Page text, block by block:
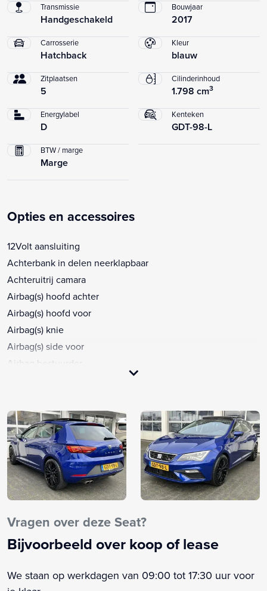
Transmissie
Handgeschakeld
Bouwjaar
2017
Carrosserie
Hatchback
Kleur
blauw
Zitplaatsen
5
Cilinderinhoud
1.798 cm3
Energylabel
D
Kenteken
GDT-98-L
BTW / marge
Marge
Opties en accessoires
12Volt aansluiting
Achterbank in delen neerklapbaar
Achteruitrij camara
Airbag(s) hoofd achter
Airbag(s) hoofd voor
Airbag(s) knie
Airbag(s) side voor
Airbag bestuurder
Airco met elektronische regeling
Alarm klasse 1(startblokkering)
Android Auto
Anti Blokkeer Systeem
Apple CarPlay
Apple Carplay/Android Auto
Armsteun achter
Armsteun voor
Bandenspanningscontrolesysteem
Vragen over deze Seat?
Bijvoorbeeld over koop of lease
We staan op werkdagen van 09:00 tot 17:30 uur voor